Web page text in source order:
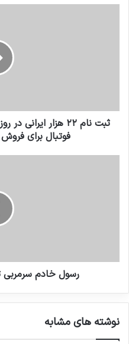
ثبت نام ۲۲ هزار
فوتبال برای
رسول خادم سرمربی
نوشته های مشابه